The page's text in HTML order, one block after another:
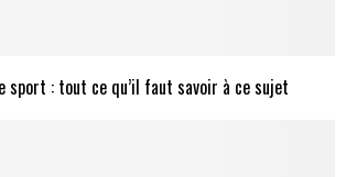
sport : tout ce qu’il faut savoir à ce sujet